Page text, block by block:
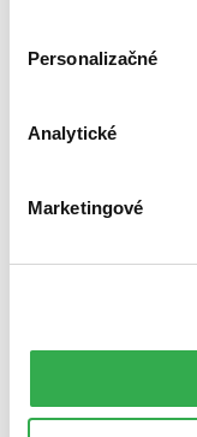
Personalizačné
Analytické
Marketingové
Top hodnotené
Najlacnejšie
Nebol nájdenýžiadny
Skúste prosím zmeniť